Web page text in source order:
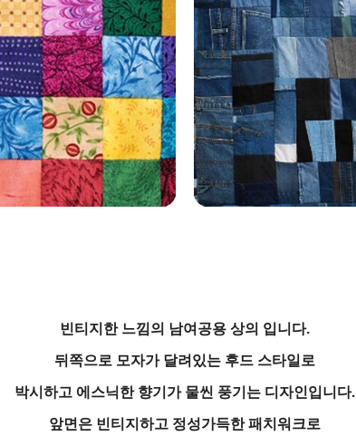
빈티지한 느낌의 남여공용 상의 입니다.
뒤쪽으로 모자가 달려있는 후드 스타일로
박시하고 에스닉한 향기가 물씬 풍기는 디자인입니다.
앞면은 빈티지하고 정성가득한 패치워크로